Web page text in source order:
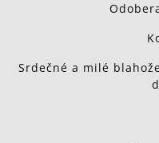
Srdečné a milé